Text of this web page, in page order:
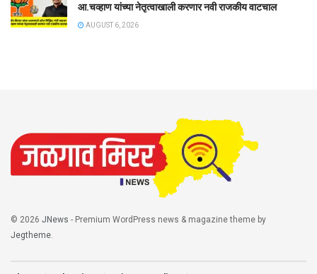
आ.चव्हाण यांच्या नेतृत्वाखाली करणार नवी राजकीय वाटचाल
AUGUST 6, 2026
© 2026 JNews - Premium WordPress news & magazine theme by
Jegtheme